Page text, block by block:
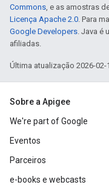
Commons, e as amostras
Licença Apache 2.0. Para
Google Developers. Java é
afiliadas.
Última atualização 2026-02-
Sobre a Apigee
We're part of Google
Eventos
Parceiros
e-books e webcasts